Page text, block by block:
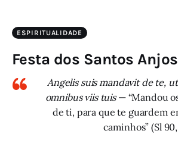
ESPIRITUALIDADE
Festa dos Santos
Angelis suis mandavit de te,
omnibus viis tuis— “Mandou
de ti, para que te guardem
caminhos” (Sl 90,